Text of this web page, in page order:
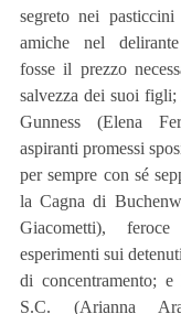
segreto nei
amiche nel
fosse il prezzo
salvezza dei suoi
Gunness (Elena
aspiranti promessi
per sempre con sé
la Cagna di
Giacometti),
esperimenti sui
di concentramento;
S.C. (Arianna